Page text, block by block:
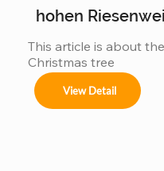
hohen
This article is about
Christmas tree
View Detail